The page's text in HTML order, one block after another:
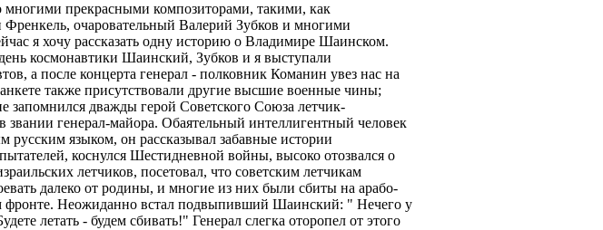
многими прекрасными композиторами, такими, как
очаровательный Валерий Зубков и многими
я хочу рассказать одну историю о Владимире Шаинском.
космонавтики Шаинский, Зубков и я выступали
а после концерта генерал - полковник Команин увез нас на
также присутствовали другие высшие военные чины;
запомнился дважды герой Советского Союза летчик-
звании генерал-майора. Обаятельный интеллигентный человек
русским языком, он рассказывал забавные истории
коснулся Шестидневной войны, высоко отозвался о
летчиков, посетовал, что советским летчикам
далеко от родины, и многие из них были сбиты на арабо-
фронте. Неожиданно встал подвыпивший Шаинский: " Нечего у
летать - будем сбивать!" Генерал слегка оторопел от этого